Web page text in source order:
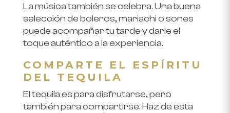
La música también se celebra. Una buena
selección de boleros, mariachi o sones
puede acompañar tu tarde y darle el
toque auténtico a la experiencia.
COMPARTE EL ESPÍRITU
DEL TEQUILA
El tequila es para disfrutarse, pero
también para compartirse. Haz de esta